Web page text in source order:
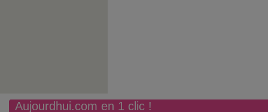
Aujourdhui.com en 1 clic !